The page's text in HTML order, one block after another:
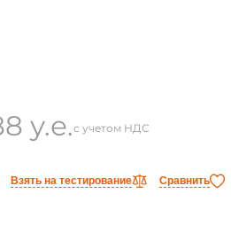
у.е.с учетом НДС
Взять на тестирование Сравнить